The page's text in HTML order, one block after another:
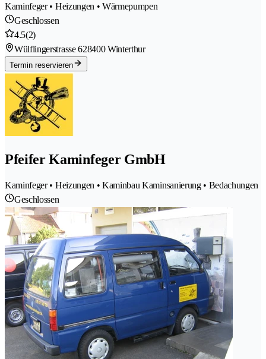
Kaminfeger • Heizungen • Wärmepumpen
Geschlossen
4.5(2)
Wülflingerstrasse 628400 Winterthur
Termin reservieren
Pfeifer Kaminfeger GmbH
Kaminfeger • Heizungen • Kaminbau Kaminsanierung • Bedachungen
Geschlossen